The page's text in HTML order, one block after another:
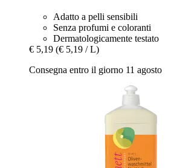
Adatto a pelli sensibili
Senza profumi e coloranti
Dermatologicamente testato
€ 5,19 (€ 5,19 / L)
Consegna entro il giorno 11 agosto